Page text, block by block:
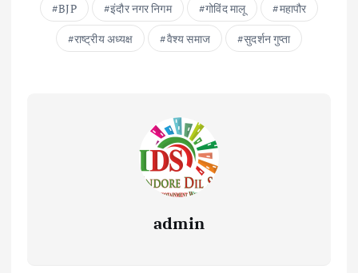
BJP इंदौर नगर निगम गोविंद मालू
महापौर
राष्ट्रीय अध्यक्ष
वैश्य समाज सुदर्शन गुप्ता
admin